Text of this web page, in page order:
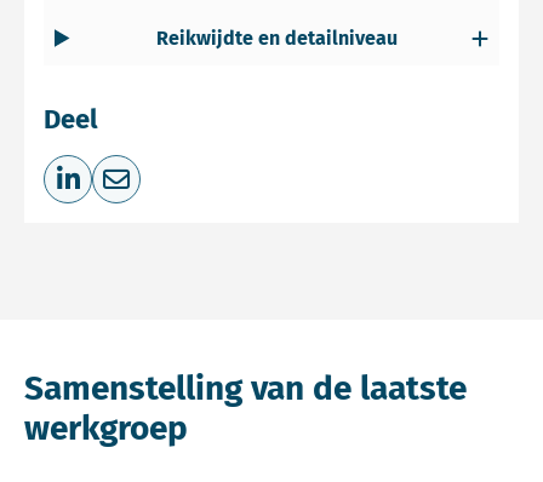
Reikwijdte en detailniveau
Deel
Deel op LinkedIn
Deel via e-mail
Samenstelling van de laatste
werkgroep